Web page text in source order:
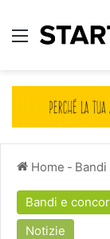
Menu
Home -
Bandi e
Notizie